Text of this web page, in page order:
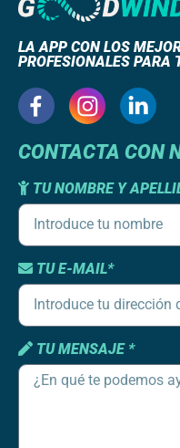
LA APP CON LOS
PROFESIONALES PARA
CONTACTA CON
TU NOMBRE Y
TU E-MAIL*
TU MENSAJE *